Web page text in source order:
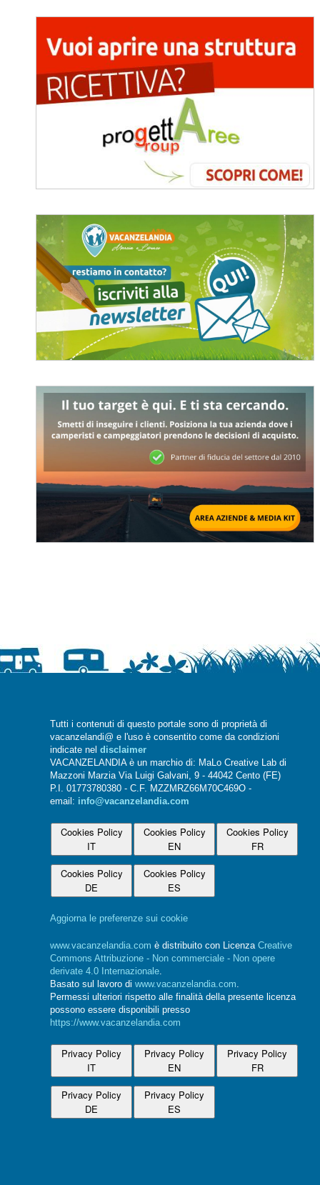
Tutti i contenuti di questo portale sono di proprietà di
vacanzelandi@ e l'uso è consentito come da condizioni
indicate nel disclaimer
VACANZELANDIA è un marchio di: MaLo Creative Lab di
Mazzoni Marzia Via Luigi Galvani, 9 - 44042 Cento (FE)
P.I. 01773780380 - C.F. MZZMRZ66M70C469O -
email: info@vacanzelandia.com
Cookies Policy
IT
Cookies Policy
EN
Cookies Policy
FR
Cookies Policy
DE
Cookies Policy
ES
Aggiorna le preferenze sui cookie
www.vacanzelandia.com è distribuito con Licenza Creative
Commons Attribuzione - Non commerciale - Non opere
derivate 4.0 Internazionale.
Basato sul lavoro di www.vacanzelandia.com.
Permessi ulteriori rispetto alle finalità della presente licenza
possono essere disponibili presso
https://www.vacanzelandia.com
Privacy Policy
IT
Privacy Policy
EN
Privacy Policy
FR
Privacy Policy
DE
Privacy Policy
ES